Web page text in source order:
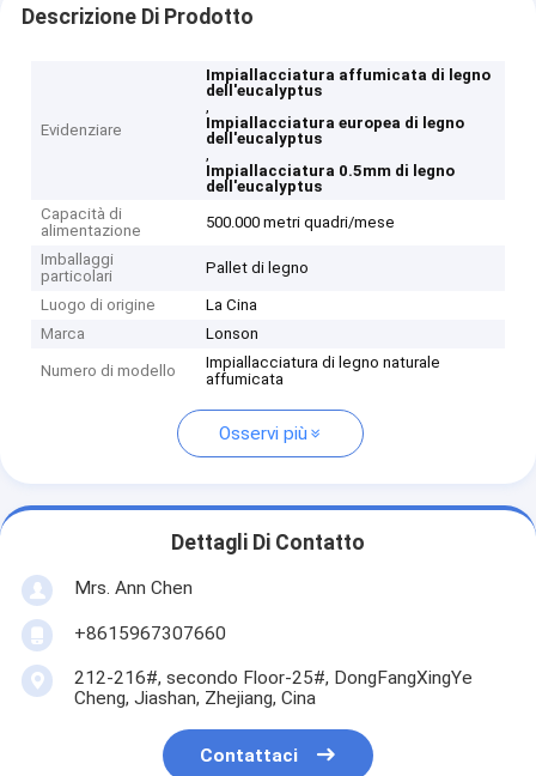
Descrizione Di Prodotto
Evidenziare
Impiallacciatura affumicata di legno
dell'eucalyptus
,
Impiallacciatura europea di legno
dell'eucalyptus
,
Impiallacciatura 0.5mm di legno
dell'eucalyptus
Capacità di
alimentazione
500.000 metri quadri/mese
Imballaggi
particolari
Pallet di legno
Luogo di origine
La Cina
Marca
Lonson
Numero di modello
Impiallacciatura di legno naturale
affumicata
Osservi più
Dettagli Di Contatto
Mrs. Ann Chen
+8615967307660
212-216#, secondo Floor-25#, DongFangXingYe
Cheng, Jiashan, Zhejiang, Cina
Contattaci